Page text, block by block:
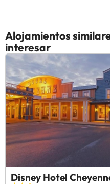
Alojamientos
interesar
Disney Hotel